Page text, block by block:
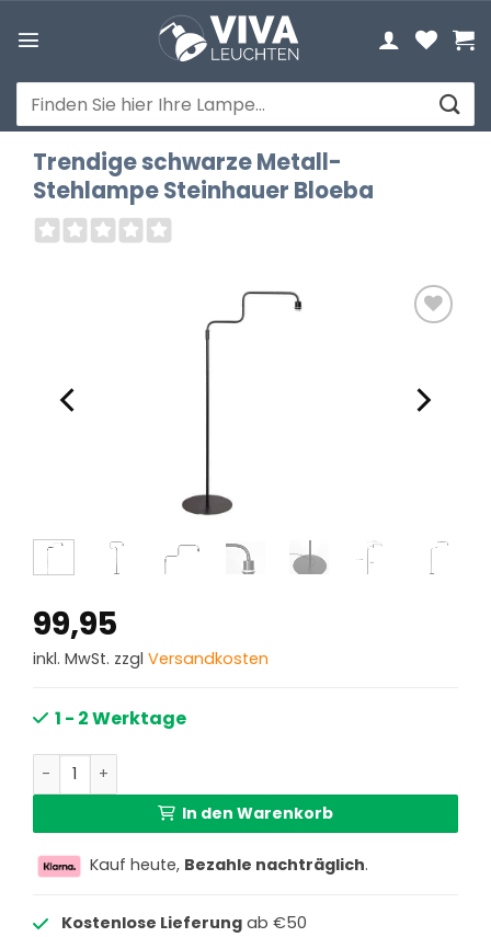
Inhalt
Suchen
nach:
Trendige schwarze Metall-
Stehlampe Steinhauer Bloeba
99,95
inkl. MwSt. zzgl Versandkosten
1 - 2 Werktage
Trendige schwarze Metall-Stehlampe Steinhauer Bloeba
In den Warenkorb
Kauf heute, Bezahle nachträglich.
Kostenlose Lieferungab €50